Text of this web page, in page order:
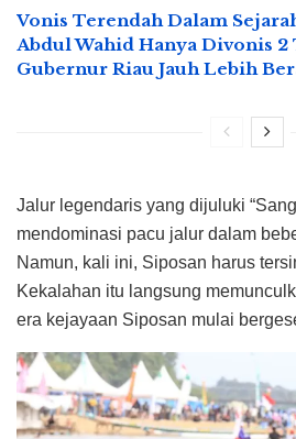
Vonis Terendah Dalam
Abdul Wahid Hanya Divonis
Gubernur Riau Jauh Lebih
Jalur legendaris yang dijuluki
mendominasi pacu jalur dalam
Namun, kali ini, Siposan harus
Kekalahan itu langsung
era kejayaan Siposan mulai